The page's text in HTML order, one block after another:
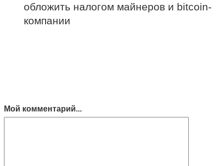
обложить налогом майнеров и bitcoin-
компании
Мой комментарий...